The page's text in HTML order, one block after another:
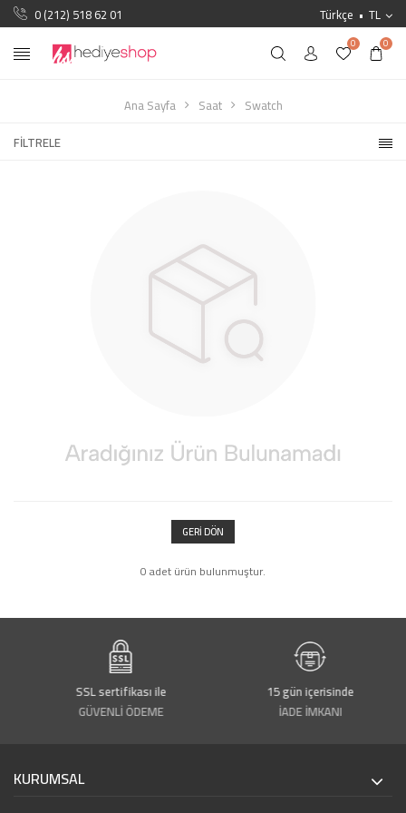
0 (212) 518 62 01 Türkçe TL
0 0
Ana Sayfa Saat
Swatch
FILTRELE
GERI DÖN
0 adet ürün bulunmuştur.
SSL sertifikası ile
GÜVENLİ ÖDEME
15 gün içerisinde
İADE İMKANI
KURUMSAL